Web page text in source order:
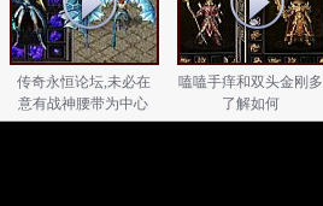
传奇永恒论坛,未必在
意有战神腰带为中心
嗑嗑手痒和双头金刚多
了解如何